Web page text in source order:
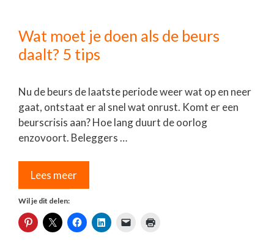
Wat moet je doen als de beurs
daalt? 5 tips
Nu de beurs de laatste periode weer wat op en neer
gaat, ontstaat er al snel wat onrust. Komt er een
beurscrisis aan? Hoe lang duurt de oorlog
enzovoort. Beleggers …
Lees meer
Wil je dit delen: